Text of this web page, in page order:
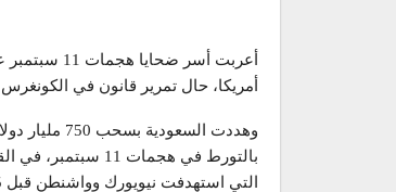
أعربت أسر
أمريكا، حال تمرير قانون في
وهددت
التي استهدفت نيويورك وواشنطن قبل 15 عاما.